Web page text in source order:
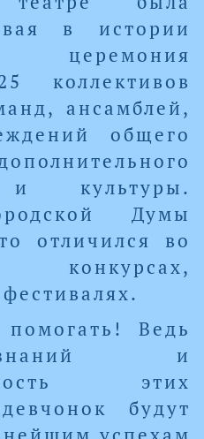
в истории
церемония
коллективов
ансамблей,
общего
и культуры.
Думы
отличился во
конкурсах,
Ведь
и
этих
будут